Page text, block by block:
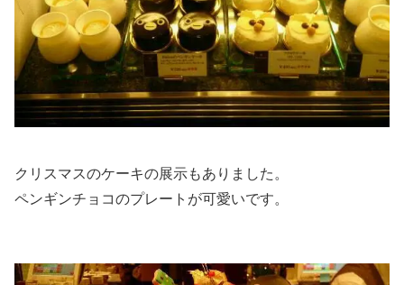
クリスマスのケーキの展示もありました。
ペンギンチョコのプレートが可愛いです。